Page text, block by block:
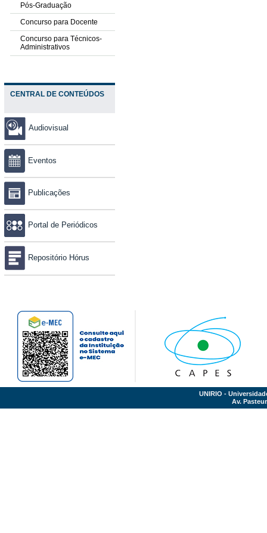
Pós-Graduação
Concurso para Docente
Concurso para Técnicos-
Administrativos
CENTRAL DE CONTEÚDOS
Audiovisual
Eventos
Publicações
Portal de Periódicos
Repositório Hórus
UNIRIO -
Av.